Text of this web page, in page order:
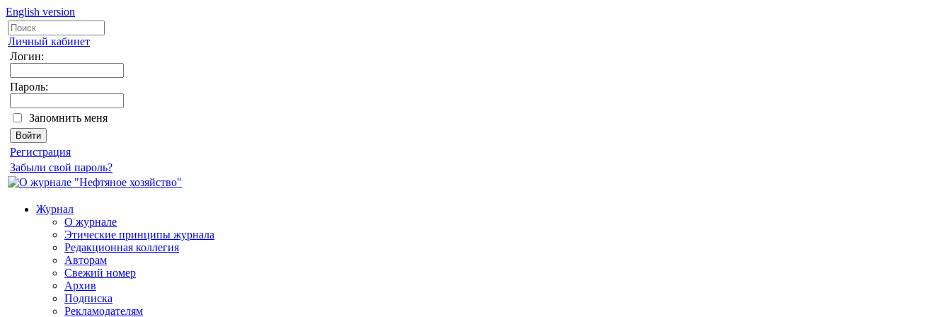
English version
Личный кабинет
Логин:
Пароль:
Запомнить меня
Регистрация
Забыли свой пароль?
Журнал
О журнале
Этические принципы журнала
Редакционная коллегия
Авторам
Свежий номер
Архив
Подписка
Рекламодателям